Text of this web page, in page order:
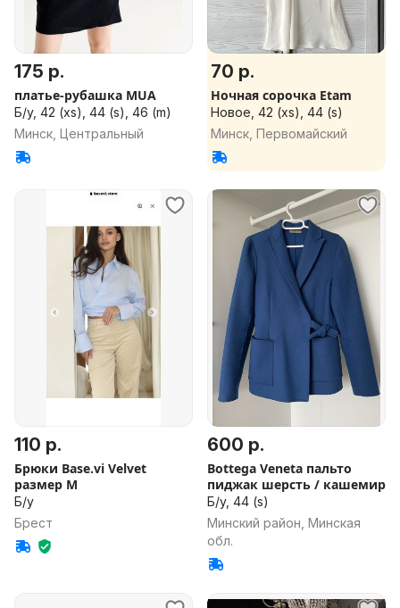
175 р.
платье-рубашка MUA
Б/у, 42 (xs), 44 (s), 46 (m)
Минск, Центральный
70 р.
Ночная сорочка Etam
Новое, 42 (xs), 44 (s)
Минск, Первомайский
110 р.
Брюки Base.vi Velvet
размер М
Б/у
Брест
600 р.
Bottega Veneta пальто
пиджак шерсть / кашемир
Б/у, 44 (s)
Минский район, Минская
обл.